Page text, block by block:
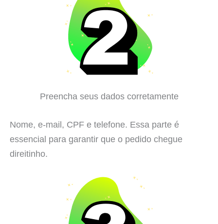
Preencha seus dados corretamente
Nome, e-mail, CPF e telefone. Essa parte é
essencial para garantir que o pedido chegue
direitinho.